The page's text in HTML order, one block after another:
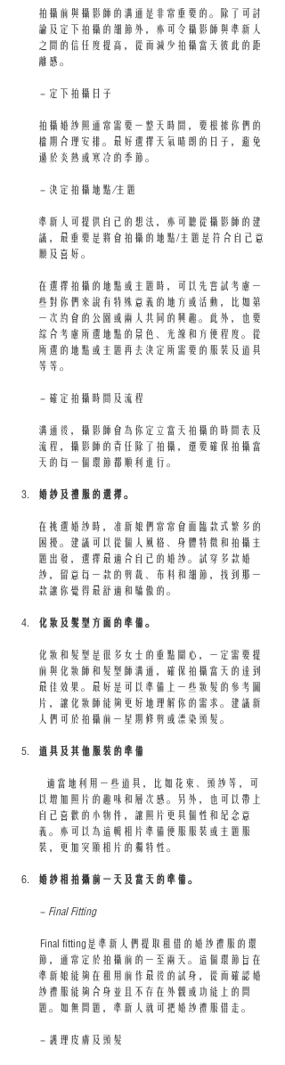
拍攝前與攝影師的溝通是非常重要的。除了可討
論及定下拍攝的細節外，亦可令攝影師與準新人
之間的信任度提高，從而減少拍攝當天彼此的距
離感。
- 定下拍攝日子
拍攝婚紗照通常需要一整天時間，要根據你們的
檔期合理安排。最好選擇天氣晴朗的日子，避免
過於炎熱或寒冷的季節。
- 決定拍攝地點/主題
準新人可提供自己的想法，亦可聽從攝影師的建
議，最重要是將會拍攝的地點/主題是符合自己意
願及喜好。
在選擇拍攝的地點或主題時，可以先嘗試考慮一
些對你們來說有特殊意義的地方或活動，比如第
一次約會的公園或兩人共同的興趣。此外，也要
綜合考慮所選地點的景色、光線和方便程度。從
所選的地點或主題再去決定所需要的服裝及道具
等等。
- 確定拍攝時間及流程
溝通後，攝影師會為你定立當天拍攝的時間表及
流程，攝影師的責任除了拍攝，還要確保拍攝當
天的每一個環節都順利進行。
婚紗及禮服的選擇。
在挑選婚紗時，准新娘們常常會面臨款式繁多的
困擾。建議可以從個人風格、身體特徵和拍攝主
題出發，選擇最適合自己的婚紗。試穿多款婚
紗，留意每一款的剪裁、布料和細節，找到那一
款讓你覺得最舒適和驕傲的。
化妝及髮型方面的準備。
化妝和髮型是很多女士的重點關心，一定需要提
前與化妝師和髮型師溝通，確保拍攝當天的達到
最佳效果。最好是可以準備上一些妝髮的參考圖
片，讓化妝師能夠更好地理解你的需求。建議新
人們可於拍攝前一星期修剪或漂染頭髮。
道具及其他服裝的準備
以增加照片的趣味和層次感。另外，也可以帶上
自己喜歡的小物件，讓照片更具個性和紀念意
義。亦可以為這輯相片準備便服服裝或主題服
裝，更加突顯相片的獨特性。
婚紗相拍攝前一天及當天的準備。
- Final Fitting
節，通常定於拍攝前的一至兩天。這個環節旨在
準新娘能夠在租用前作最後的試身，從而確認婚
紗禮服能夠合身並且不存在外觀或功能上的問
題。如無問題，準新人就可把婚紗禮服借走。
- 護理皮膚及頭髮